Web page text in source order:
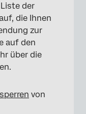
der
die Ihnen
zur
auf den
über die
sperren von